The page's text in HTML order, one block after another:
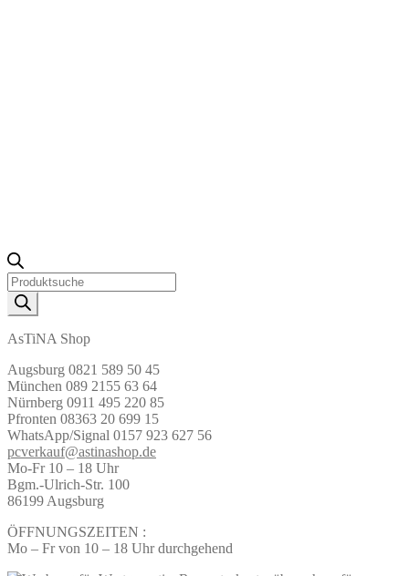
Products
search
AsTiNA Shop
Augsburg 0821 589 50 45
München 089 2155 63 64
Nürnberg 0911 495 220 85
Pfronten 08363 20 699 15
WhatsApp/Signal 0157 923 627 56
pcverkauf@astinashop.de
Mo-Fr 10 – 18 Uhr
Bgm.-Ulrich-Str. 100
86199 Augsburg
ÖFFNUNGSZEITEN :
Mo – Fr von 10 – 18 Uhr durchgehend